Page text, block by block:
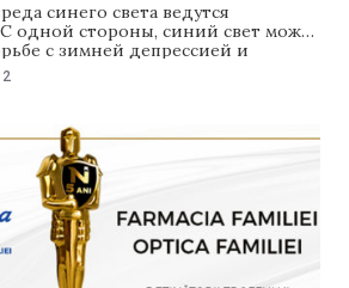
синего света ведутся
одной стороны, синий свет может
с зимней депрессией и
другой стороны, синий свет
вред человеческим
света больше, чем когда-либо